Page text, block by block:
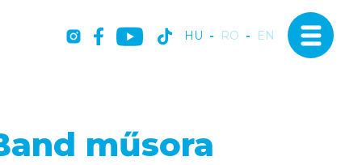
HU - RO - EN
műsora